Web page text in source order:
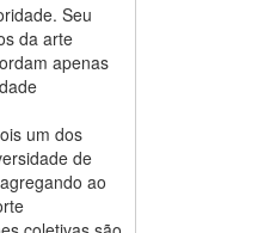
Seu
da arte
apenas
um dos
de
ao